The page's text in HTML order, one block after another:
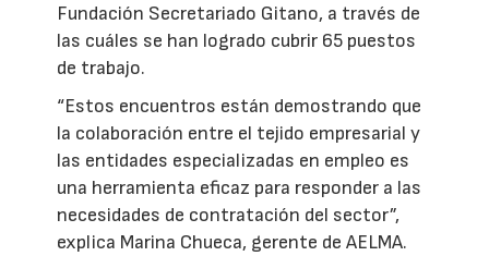
Fundación Secretariado Gitano, a través de
las cuáles se han logrado cubrir 65 puestos
de trabajo.
“Estos encuentros están demostrando que
la colaboración entre el tejido empresarial y
las entidades especializadas en empleo es
una herramienta eficaz para responder a las
necesidades de contratación del sector”,
explica Marina Chueca, gerente de AELMA.